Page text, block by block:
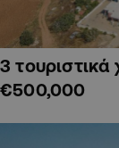
3
€500,000